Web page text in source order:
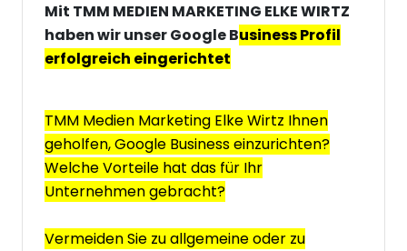
Mit TMM MEDIEN MARKETING ELKE WIRTZ
haben wir unser Google Business Profil
erfolgreich eingerichtet
TMM Medien Marketing Elke Wirtz Ihnen
geholfen, Google Business einzurichten?
Welche Vorteile hat das für Ihr
Unternehmen gebracht?
Vermeiden Sie zu allgemeine oder zu